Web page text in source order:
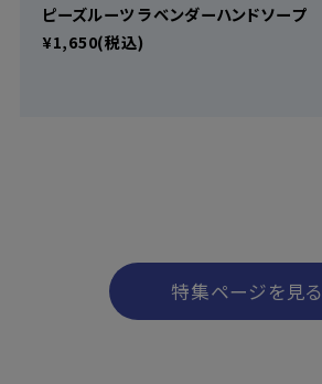
ピーズルーツ ラベンダーハンドソープ
¥1,650(税込)
特集ページを見る